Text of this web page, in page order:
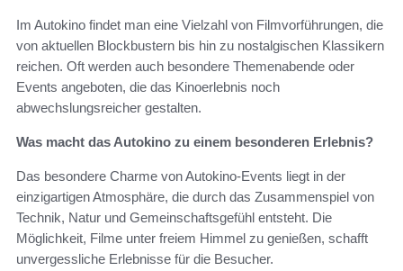
Im Autokino findet man eine Vielzahl von Filmvorführungen, die
von aktuellen Blockbustern bis hin zu nostalgischen Klassikern
reichen. Oft werden auch besondere Themenabende oder
Events angeboten, die das Kinoerlebnis noch
abwechslungsreicher gestalten.
Was macht das Autokino zu einem besonderen Erlebnis?
Das besondere Charme von Autokino-Events liegt in der
einzigartigen Atmosphäre, die durch das Zusammenspiel von
Technik, Natur und Gemeinschaftsgefühl entsteht. Die
Möglichkeit, Filme unter freiem Himmel zu genießen, schafft
unvergessliche Erlebnisse für die Besucher.